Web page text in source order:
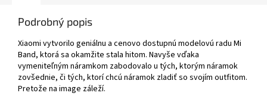
Podrobný popis
Xiaomi vytvorilo geniálnu a cenovo dostupnú modelovú radu Mi
Band, ktorá sa okamžite stala hitom. Navyše vďaka
vymeniteľným náramkom zabodovalo u tých, ktorým náramok
zovšednie, či tých, ktorí chcú náramok zladiť so svojím outfitom.
Pretože na image záleží.